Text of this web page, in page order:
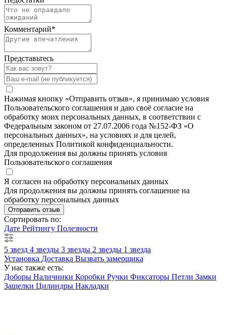
Комментарий*
Представьтесь
Нажимая кнопку «Отправить отзыв», я принимаю условия
Пользовательского соглашения и даю своё согласие на
обработку моих персональных данных, в соответствии с
Федеральным законом от 27.07.2006 года №152-ФЗ «О
персональных данных», на условиях и для целей,
определенных Политикой конфиденциальности.
Для продолжения вы должны принять условия
Пользовательского соглашения
Я согласен на обработку персональных данных
Для продолжения вы должны принять соглашение на
обработку персональных данных
Отправить отзыв
Сортировать по:
Дате Рейтингу Полезности
5 звезд 4 звезды 3 звезды 2 звезды 1 звезда
Установка Доставка Вызвать замерщика
У нас также есть:
Доборы Наличники Коробки Ручки Фиксаторы Петли Замки
Защелки Цилиндры Накладки